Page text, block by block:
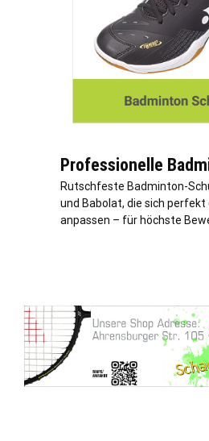
Professionelle
Rutschfeste Badminton-
und Babolat, die sich perfekt
anpassen – für höchste